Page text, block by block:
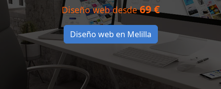
Diseño web desde69 €
Diseño web en Melilla